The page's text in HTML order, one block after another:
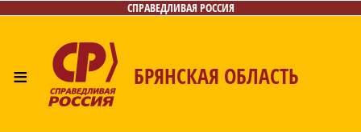
СПРАВЕДЛИВАЯ РОССИЯ
≡ БРЯНСКАЯ ОБЛАСТЬ